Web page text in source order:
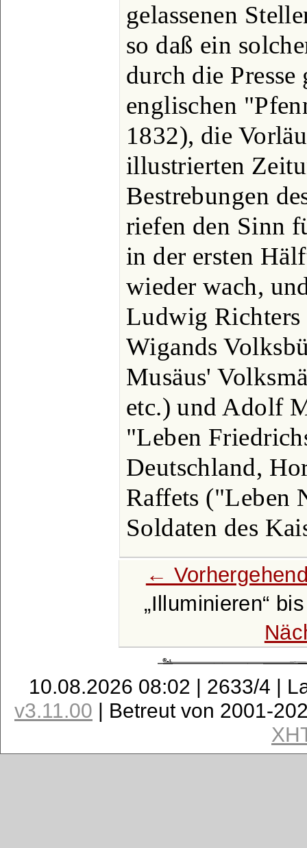
gelassenen
so daß ein
durch die
englischen
1832), die
illustrierten
Bestrebungen
riefen den Sinn
in der ersten
wieder wach,
Ludwig
Wigands
Musäus'
etc.) und Adolf
"Leben
Deutschland,
Raffets ("Leben
Soldaten des
←
Illuminieren
10.08.2026 08:02 | 2633/4 |
v3.11.00 | Betreut von 2001-